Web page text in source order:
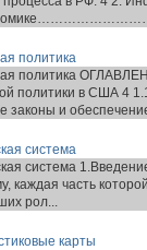
политика
политика
политики в США 4
законы и
система
система
каждая часть
рол...
карты